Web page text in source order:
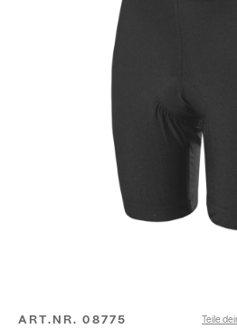
ART.NR. 08775 Teile